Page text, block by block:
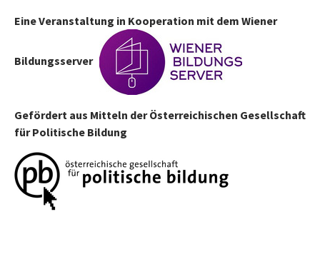
Eine Veranstaltung in Kooperation mit dem Wiener
Bildungsserver
Gefördert aus Mitteln der Österreichischen Gesellschaft
für Politische Bildung